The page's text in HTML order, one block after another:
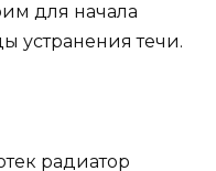
для начала
устранения течи.